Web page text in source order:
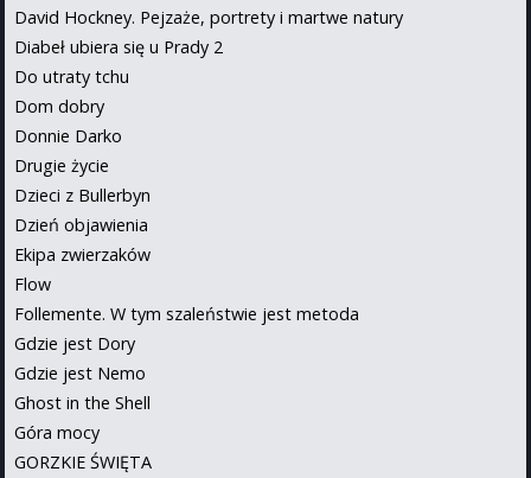
David Hockney. Pejzaże, portrety i martwe natury
Diabeł ubiera się u Prady 2
Do utraty tchu
Dom dobry
Donnie Darko
Drugie życie
Dzieci z Bullerbyn
Dzień objawienia
Ekipa zwierzaków
Flow
Follemente. W tym szaleństwie jest metoda
Gdzie jest Dory
Gdzie jest Nemo
Ghost in the Shell
Góra mocy
GORZKIE ŚWIĘTA